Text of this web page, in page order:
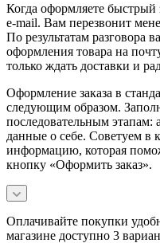
Когда оформляете
e-mail. Вам перезвонит
По результатам разговора
оформления товара на
только ждать доставки и
Оформление заказа в
следующим образом.
последовательным этапам:
данные о себе. Советуем в
информацию, которая
кнопку «Оформить заказ».
Оплачивайте покупки
магазине доступно 3